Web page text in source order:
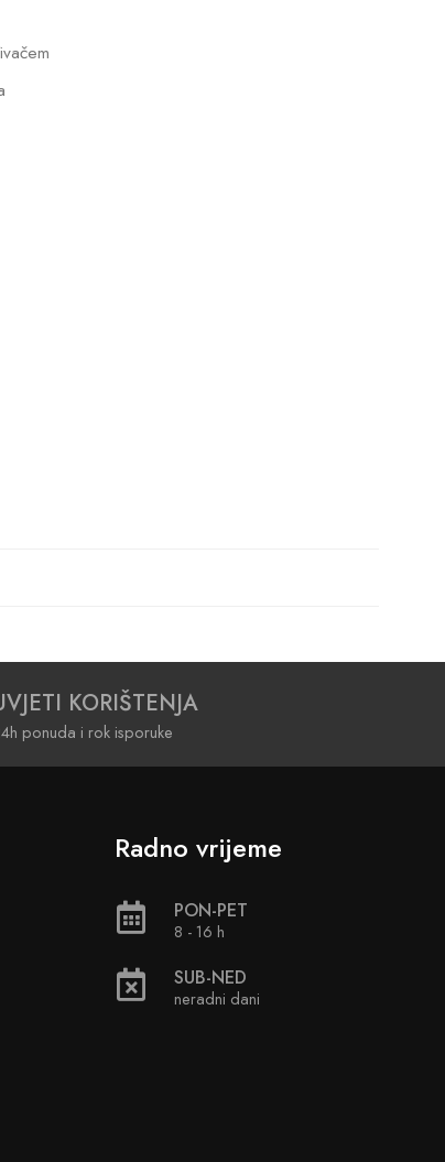
KORIŠTENJA
ponuda i rok isporuke
Radno vrijeme
PON-PET
8 - 16 h
SUB-NED
neradni dani